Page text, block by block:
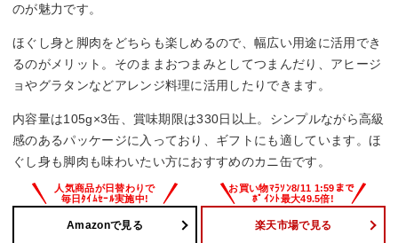
のが魅力です。
ほぐし身と脚肉をどちらも楽しめるので、幅広い用途に活用でき
るのがメリット。そのままおつまみとしてつまんだり、アヒージ
ョやグラタンなどアレンジ料理に活用したりできます。
内容量は105g×3缶、賞味期限は330日以上。シンプルながら高級
感のあるパッケージに入っており、ギフトにも適しています。ほ
ぐし身も脚肉も味わいたい方におすすめのカニ缶です。
Amazonで見る 楽天市場で見る